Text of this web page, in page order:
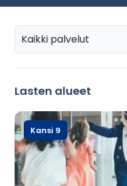
Kaikki palvelut
Lasten alueet
Kansi 9